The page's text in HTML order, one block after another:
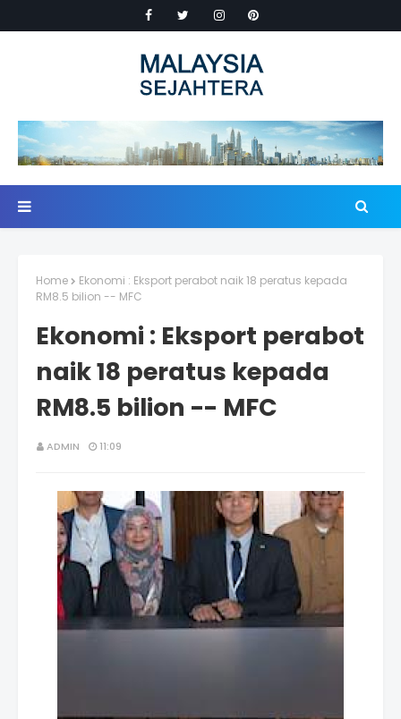
Home
Ekonomi : Eksport perabot naik 18 peratus kepada
RM8.5 bilion -- MFC
Ekonomi : Eksport perabot
naik 18 peratus kepada
RM8.5 bilion -- MFC
ADMIN 11:09